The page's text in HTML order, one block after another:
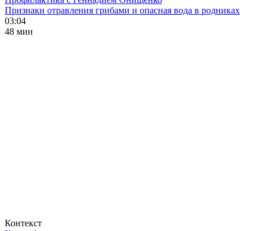
Признаки отравления грибами и опасная вода в родниках
03:04
48 мин
Контекст